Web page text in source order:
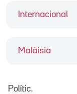
Internacional
Malàisia
Polític.